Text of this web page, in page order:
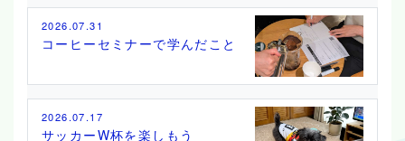
2026.07.31
コーヒーセミナーで学んだこと
2026.07.17
サッカーW杯を楽しもう